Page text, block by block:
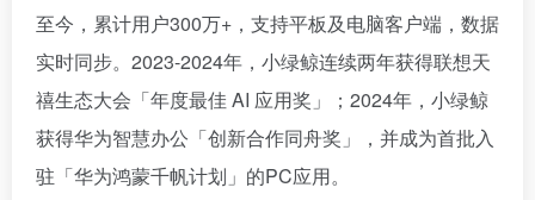
至今，累计用户300万+，支持平板及电脑客户端，数据
实时同步。2023-2024年，小绿鲸连续两年获得联想天
禧生态大会「年度最佳 AI 应用奖」；2024年，小绿鲸
获得华为智慧办公「创新合作同舟奖」，并成为首批入
驻「华为鸿蒙千帆计划」的PC应用。